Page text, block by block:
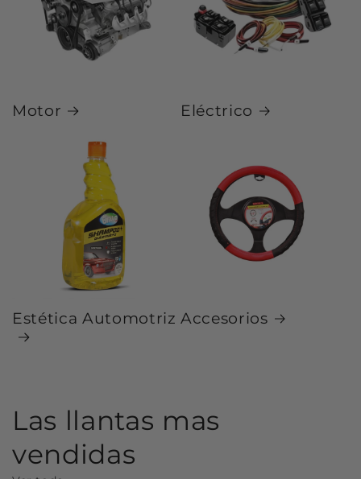
Motor Eléctrico
Estética Automotriz Accesorios
Las llantas mas
vendidas